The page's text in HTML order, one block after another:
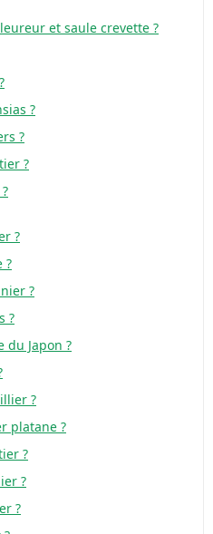
et saule crevette ?
?
?
?
?
?
?
?
Japon ?
?
platane ?
?
?
?